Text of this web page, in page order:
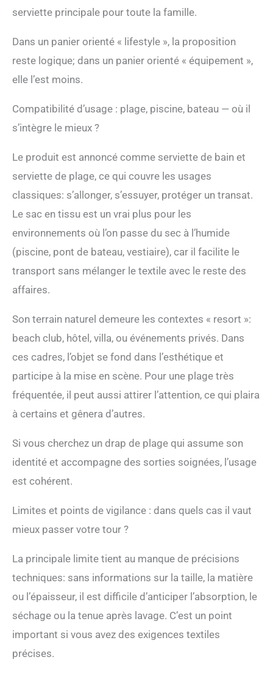
serviette principale pour toute la famille.
Dans un panier orienté « lifestyle », la proposition
reste logique; dans un panier orienté « équipement »,
elle l’est moins.
Compatibilité d’usage : plage, piscine, bateau — où il
s’intègre le mieux ?
Le produit est annoncé comme serviette de bain et
serviette de plage, ce qui couvre les usages
classiques: s’allonger, s’essuyer, protéger un transat.
Le sac en tissu est un vrai plus pour les
environnements où l’on passe du sec à l’humide
(piscine, pont de bateau, vestiaire), car il facilite le
transport sans mélanger le textile avec le reste des
affaires.
Son terrain naturel demeure les contextes « resort »:
beach club, hôtel, villa, ou événements privés. Dans
ces cadres, l’objet se fond dans l’esthétique et
participe à la mise en scène. Pour une plage très
fréquentée, il peut aussi attirer l’attention, ce qui plaira
à certains et gênera d’autres.
Si vous cherchez un drap de plage qui assume son
identité et accompagne des sorties soignées, l’usage
est cohérent.
Limites et points de vigilance : dans quels cas il vaut
mieux passer votre tour ?
La principale limite tient au manque de précisions
techniques: sans informations sur la taille, la matière
ou l’épaisseur, il est difficile d’anticiper l’absorption, le
séchage ou la tenue après lavage. C’est un point
important si vous avez des exigences textiles
précises.